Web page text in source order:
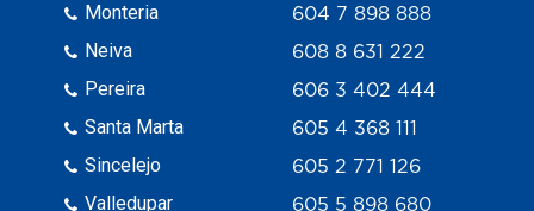
Monteria
Neiva
Pereira
Santa Marta
Sincelejo
Valledupar
604 7 898 888
608 8 631 222
606 3 402 444
605 4 368 111
605 2 771 126
605 5 898 680